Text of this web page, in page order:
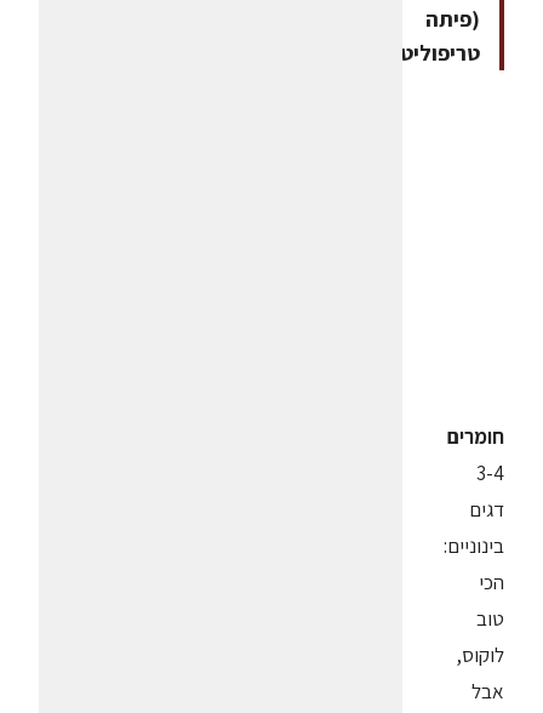
(פיתה
טריפוליטאית)
חומרים
3-4
דגים
בינוניים:
הכי
טוב
לוקוס,
אבל